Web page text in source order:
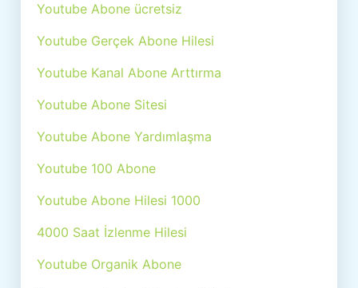
Youtube Abone ücretsiz
Youtube Gerçek Abone Hilesi
Youtube Kanal Abone Arttırma
Youtube Abone Sitesi
Youtube Abone Yardımlaşma
Youtube 100 Abone
Youtube Abone Hilesi 1000
4000 Saat İzlenme Hilesi
Youtube Organik Abone